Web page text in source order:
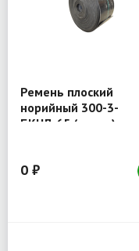
Ремень плоский
норийный 300-3-
БКНЛ-65 (товар)
0 ₽